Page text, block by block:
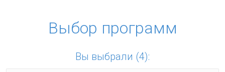
Выбор программ
Вы выбрали (4):